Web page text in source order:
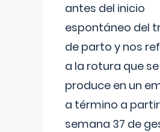
antes del inicio
espontáneo del
de parto y nos
a la rotura que se
produce en un
a término a
semana 37 de